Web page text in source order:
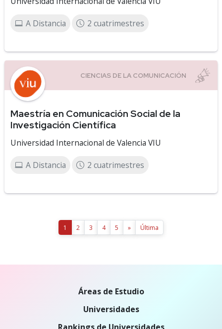
A Distancia 2 cuatrimestres
Maestría en Comunicación Social de la
Investigación Científica
Universidad Internacional de Valencia VIU
A Distancia 2 cuatrimestres
1 2 3 4 5 » Última
Áreas de Estudio
Universidades